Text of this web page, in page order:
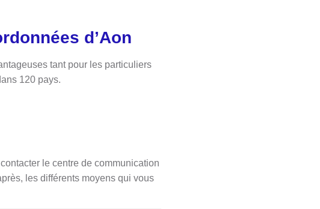
d’Aon
tant pour les particuliers
120 pays.
le centre de communication
les différents moyens qui vous